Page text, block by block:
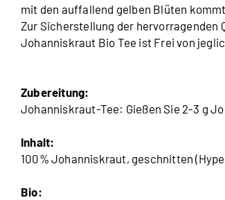
mit den auffallend gelben Blüten
Zur Sicherstellung der hervorragenden
Johanniskraut Bio Tee ist Frei von
Zubereitung:
Johanniskraut-Tee: Gießen Sie 2-3 g
Inhalt:
100% Johanniskraut, geschnitten
Bio: